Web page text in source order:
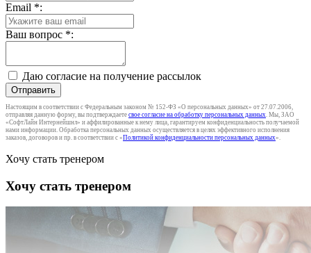
Email *:
Ваш вопрос *:
Даю согласие на получение рассылок
Отправить
Настоящим в соответствии с Федеральным законом № 152-ФЗ «О персональных данных» от 27.07.2006,
отправляя данную форму, вы подтверждаете свое согласие на обработку персональных данных . Мы, ЗАО
«СофтЛайн Интернейшнл» и аффилированные к нему лица, гарантируем конфиденциальность получаемой
нами информации. Обработка персональных данных осуществляется в целях эффективного исполнения
заказов, договоров и пр. в соответствии с «Политикой конфиденциальности персональных данных».
Хочу стать тренером
Хочу стать тренером